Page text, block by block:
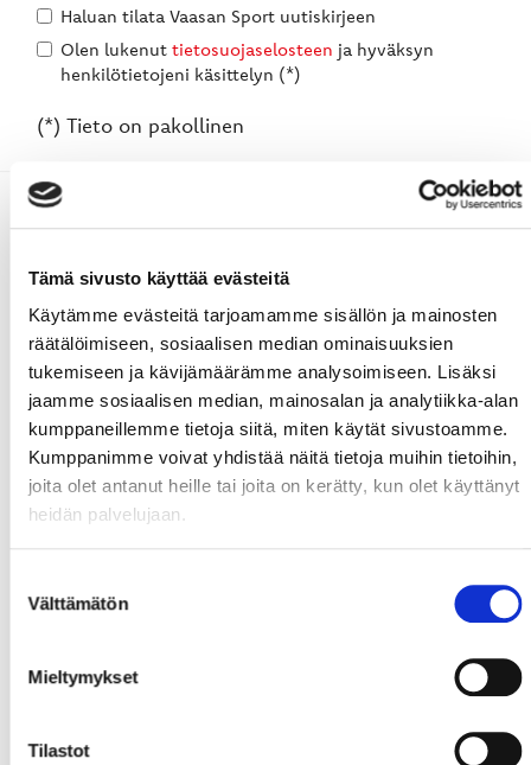
Tämä sivusto käyttää evästeitä
Käytämme evästeitä tarjoamamme sisällön ja mainosten
räätälöimiseen, sosiaalisen median ominaisuuksien
tukemiseen ja kävijämäärämme analysoimiseen. Lisäksi
jaamme sosiaalisen median, mainosalan ja analytiikka-alan
kumppaneillemme tietoja siitä, miten käytät sivustoamme.
Kumppanimme voivat yhdistää näitä tietoja muihin tietoihin,
joita olet antanut heille tai joita on kerätty, kun olet käyttänyt
heidän palvelujaan.
valinta
Välttämätön
Mieltymykset
Tilastot
Haluan tilata Vaasan Sport uutiskirjeen
Olen lukenut tietosuojaselosteen ja hyväksyn
henkilötietojeni käsittelyn (*)
(*) Tieto on pakollinen